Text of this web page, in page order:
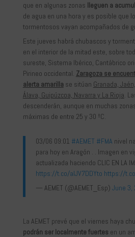
que en algunas zonas lleguen a
de agua en una hora y es posible que
tormentosos vayan acompañados de
Este jueves habrá chubascos y
en el interior de la mitad este, sobre
sureste, Sistema Ibérico, Cantábrico
Pirineo occidental. Zaragoza se
alerta amarilla se sitúan Granada,
Álava, Guipúzcoa, Navarra y La Rioja.
descenderán, aunque en muchas
máximas de entre 25 y 30 ºC.
03/06 09:01 #AEMET #FMA nivel
para hoy en Aragón . . Imagen en
actualizada haciendo CLIC EN LA
https://t.co/aIJV7DDYto https://
— AEMET (@AEMET_Esp) June 3,
La AEMET prevé que el viernes haya
podrán ser localmente fuertes en un